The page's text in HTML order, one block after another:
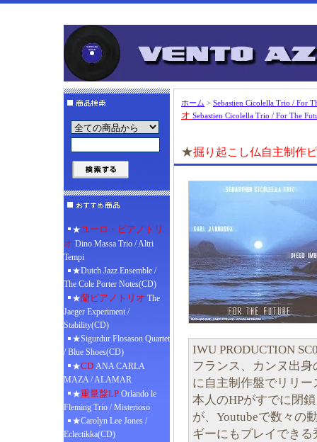
★ユーロ・ピアノトリ
オ Dino Massa Trio / Altri
Tempi
★Dutch Jazz Ensemble /
The Cole Porter Notes(CD)
★蘭ピアノトリオ The
Jaeger Experiment /
Stability(CD)
★Sigurdur Flosason Quartet
/ Blue Shoes(CD)
★CD ANA CARLA
MAZA / ALAMAR
★重量盤LP Orlando le
Fleming Trio / Misterioso
★Carolyn Lee Jones /
Eclectikka(CD)
ホーム > Sebastien Cicolella Trio / For
オ Sebastien Cicolella Trio / For The
★掘り起こし仏自主制作
IWU PRODUCTION
フランス、カンヌ出
に自主制作盤でリリ
本人のHPがすでに閉
が、Youtubeで数々の
ギーにもプレイでき